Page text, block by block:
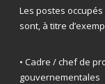
Les postes
sont, à titre
• Cadre / chef de
gouvernementales